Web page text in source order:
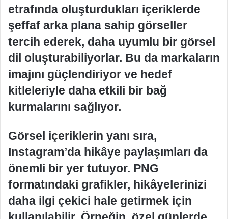
etrafında oluşturdukları içeriklerde
şeffaf arka plana sahip görseller
tercih ederek, daha uyumlu bir görsel
dil oluşturabiliyorlar. Bu da markaların
imajını güçlendiriyor ve hedef
kitleleriyle daha etkili bir bağ
kurmalarını sağlıyor.
Görsel içeriklerin yanı sıra,
Instagram’da hikâye paylaşımları da
önemli bir yer tutuyor. PNG
formatındaki grafikler, hikâyelerinizi
daha ilgi çekici hale getirmek için